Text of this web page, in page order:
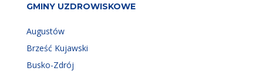
GMINY UZDROWISKOWE
Augustów
Brześć Kujawski
Busko-Zdrój